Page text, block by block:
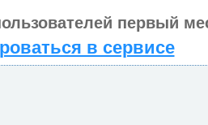
первый
в сервисе